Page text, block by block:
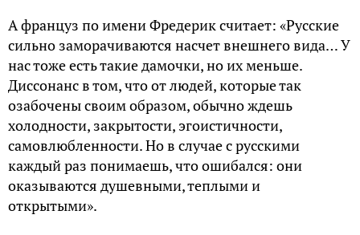
А француз по имени Фредерик считает: «Русские
сильно заморачиваются насчет внешнего вида… У
нас тоже есть такие дамочки, но их меньше.
Диссонанс в том, что от людей, которые так
озабочены своим образом, обычно ждешь
холодности, закрытости, эгоистичности,
самовлюбленности. Но в случае с русскими
каждый раз понимаешь, что ошибался: они
оказываются душевными, теплыми и
открытыми».